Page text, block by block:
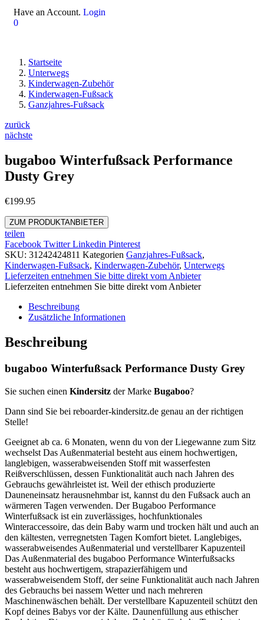
Have an Account. Login
0
Startseite
Unterwegs
Kinderwagen-Zubehör
Kinderwagen-Fußsack
Ganzjahres-Fußsack
zurück
nächste
bugaboo Winterfußsack Performance
Dusty Grey
€199.95
ZUM PRODUKTANBIETER
teilen
Facebook TwitterLinkedin Pinterest
SKU: 31242424811 Kategorien Ganzjahres-Fußsack,
Kinderwagen-Fußsack, Kinderwagen-Zubehör, Unterwegs
Lieferzeiten entnehmen Sie bitte direkt vom Anbieter
Lieferzeiten entnehmen Sie bitte direkt vom Anbieter
Beschreibung
Zusätzliche Informationen
Beschreibung
bugaboo Winterfußsack Performance Dusty Grey
Sie suchen einen Kindersitz der Marke Bugaboo?
Dann sind Sie bei reboarder-kindersitz.de genau an der richtigen
Stelle!
Geeignet ab ca. 6 Monaten, wenn du von der Liegewanne zum Sitz
wechselst Das Außenmaterial besteht aus einem hochwertigen,
langlebigen, wasserabweisenden Stoff mit wasserfesten
Reißverschlüssen, dessen Funktionalität auch nach Jahren des
Gebrauchs gewährleistet ist. Weil der ethisch produzierte
Dauneneinsatz herausnehmbar ist, kannst du den Fußsack auch an
wärmeren Tagen verwenden. Der Bugaboo Performance
Winterfußsack ist ein zuverlässiges, hochfunktionales
Winteraccessoire, das dein Baby warm und trocken hält und auch an
den kältesten, verregnetsten Tagen Komfort bietet. Langlebiges,
wasserabweisendes Außenmaterial und verstellbarer Kapuzenteil
Das Außenmaterial des bugaboo Performance Winterfußsacks
besteht aus hochwertigem, strapazierfähigem und
wasserabweisendem Stoff, der seine Funktionalität auch nach Jahren
des Gebrauchs bei nassem Wetter und nach mehreren
Maschinenwäschen behält. Der verstellbare Kapuzenteil schützt den
Kopf deines Babys vor der Kälte. Daunenfüllung aus ethischer